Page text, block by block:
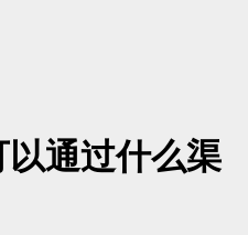
以通过什么渠